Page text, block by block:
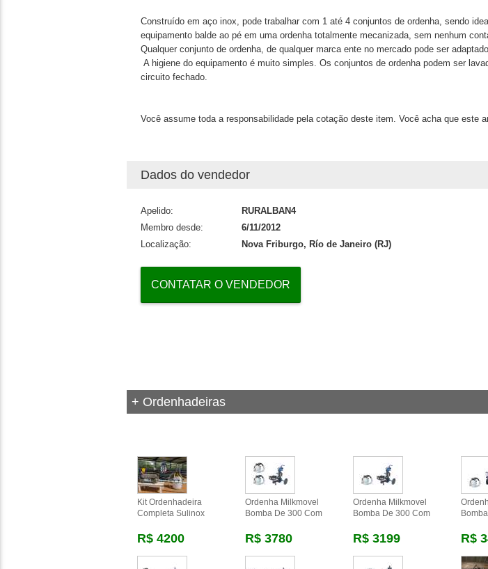
Construído em aço inox, pode trabalhar com 1 até 4 conjuntos de ordenha, sendo
equipamento balde ao pé em uma ordenha totalmente mecanizada, sem nenhum
Qualquer conjunto de ordenha, de qualquer marca ente no mercado pode ser
A higiene do equipamento é muito simples. Os conjuntos de ordenha podem ser
circuito fechado.
Você assume toda a responsabilidade pela cotação deste item. Você acha que este
Dados do vendedor
Apelido:
RURALBAN4
Membro desde:
6/11/2012
Localização:
Nova Friburgo, Río de Janeiro (RJ)
CONTATAR O VENDEDOR
+ Ordenhadeiras
Kit Ordenhadeira
Completa Sulinox
R$ 4200
Ordenha Milkmovel
Bomba De 300 Com
R$ 3780
Ordenha Milkmovel
Bomba De 300 Com
R$ 3199 R$